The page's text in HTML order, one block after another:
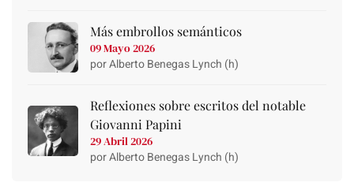
Más embrollos semánticos
09 Mayo 2026
por Alberto Benegas Lynch (h)
Reflexiones sobre escritos del notable
Giovanni Papini
29 Abril 2026
por Alberto Benegas Lynch (h)